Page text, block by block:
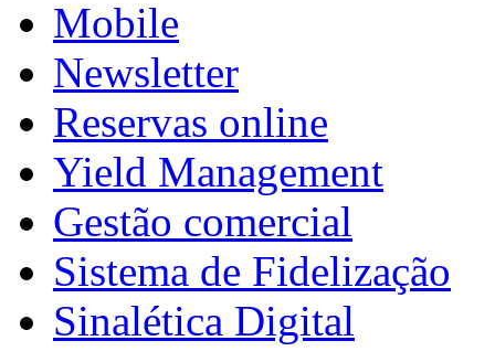
Mobile
Newsletter
Reservas online
Yield Management
Gestão comercial
Sistema de Fidelização
Sinalética Digital